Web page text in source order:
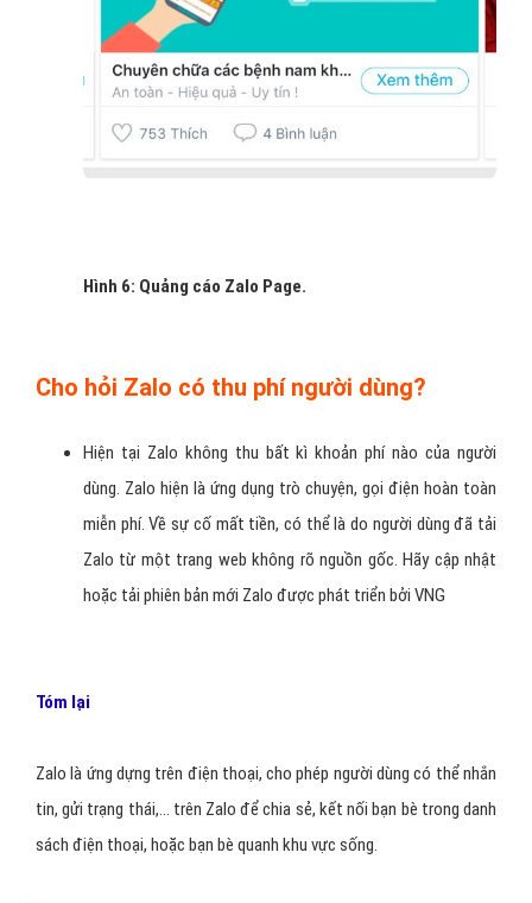
Hình 6: Quảng cáo Zalo Page.
Cho hỏi Zalo có thu phí người dùng?
Hiện tại Zalo không thu bất kì khoản phí nào của người
dùng. Zalo hiện là ứng dụng trò chuyện, gọi điện hoàn toàn
miễn phí. Về sự cố mất tiền, có thể là do người dùng đã tải
Zalo từ một trang web không rõ nguồn gốc. Hãy cập nhật
hoặc tải phiên bản mới Zalo được phát triển bởi VNG
Tóm lại
Zalo là ứng dựng trên điện thoại, cho phép người dùng có thể nhắn
tin, gửi trạng thái,... trên Zalo để chia sẻ, kết nối bạn bè trong danh
sách điện thoại, hoặc bạn bè quanh khu vực sống.